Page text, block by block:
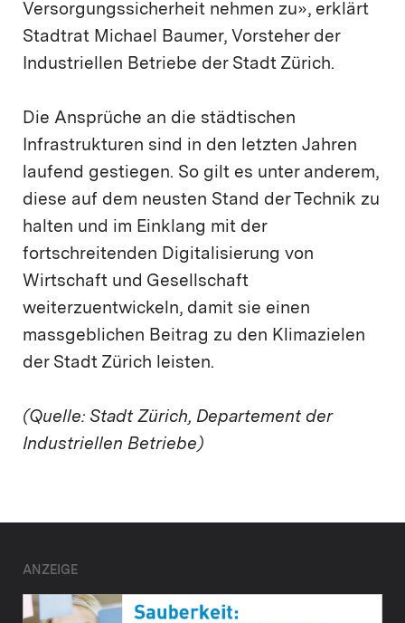
Versorgungssicherheit nehmen zu», erklärt
Stadtrat Michael Baumer, Vorsteher der
Industriellen Betriebe der Stadt Zürich.
Die Ansprüche an die städtischen
Infrastrukturen sind in den letzten Jahren
laufend gestiegen. So gilt es unter anderem,
diese auf dem neusten Stand der Technik zu
halten und im Einklang mit der
fortschreitenden Digitalisierung von
Wirtschaft und Gesellschaft
weiterzuentwickeln, damit sie einen
massgeblichen Beitrag zu den Klimazielen
der Stadt Zürich leisten.
(Quelle: Stadt Zürich, Departement der
Industriellen Betriebe)
ANZEIGE